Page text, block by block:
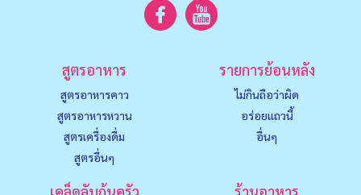
สูตรอาหาร
สูตรอาหารคาว
สูตรอาหารหวาน
สูตรเครื่องดื่ม
สูตรอื่นๆ
รายการย้อนหลัง
ไม่กินถือว่าผิด
อร่อยแถวนี้
อื่นๆ